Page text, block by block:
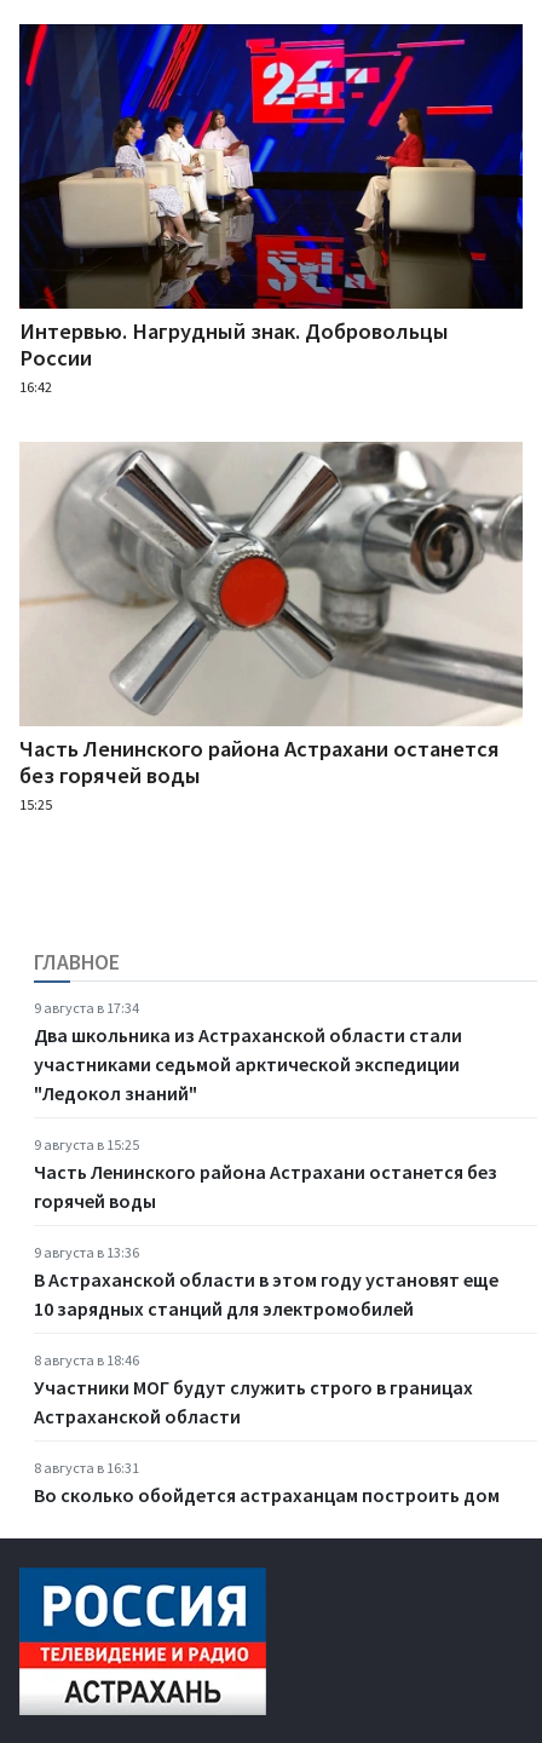
Интервью. Нагрудный знак. Добровольцы
России
16:42
Часть Ленинского района Астрахани останется
без горячей воды
15:25
ГЛАВНОЕ
9 августа в 17:34
Два школьника из Астраханской области стали
участниками седьмой арктической экспедиции
"Ледокол знаний"
9 августа в 15:25
Часть Ленинского района Астрахани останется без
горячей воды
9 августа в 13:36
В Астраханской области в этом году установят еще
10 зарядных станций для электромобилей
8 августа в 18:46
Участники МОГ будут служить строго в границах
Астраханской области
8 августа в 16:31
Во сколько обойдется астраханцам построить дом